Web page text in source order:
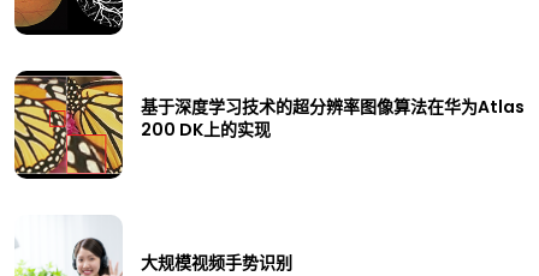
基于深度学习技术的超分辨率图像算法在华为Atlas
200 DK上的实现
大规模视频手势识别